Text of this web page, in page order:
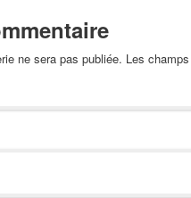
ne sera pas publiée. Les